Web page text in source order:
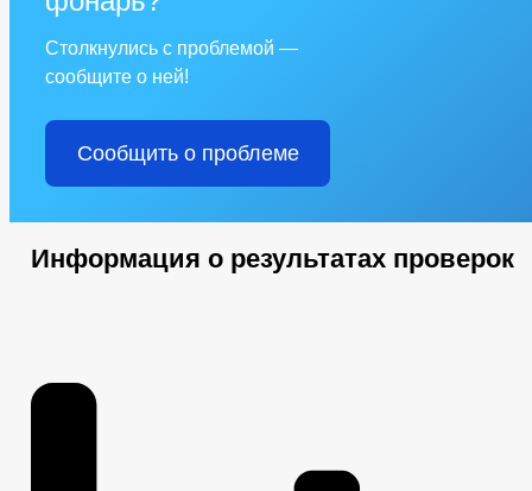
Столкнулись с проблемой —
сообщите о ней!
Сообщить о проблеме
Информация о результатах проверок